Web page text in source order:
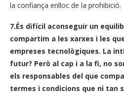
la confiança enlloc de la prohibició.
7.És difícil aconseguir un
compartim a les xarxes i les
empreses tecnològiques. La
futur? Però al cap i a la fi, no
els responsables del que
termes i condicions que ni tan